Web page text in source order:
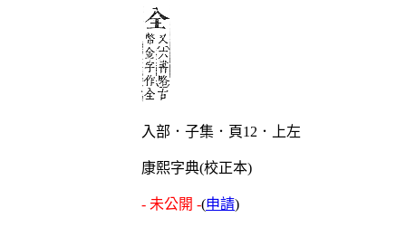
入部．子集．頁12．上左
康熙字典(校正本)
- 未公開 -(申請)